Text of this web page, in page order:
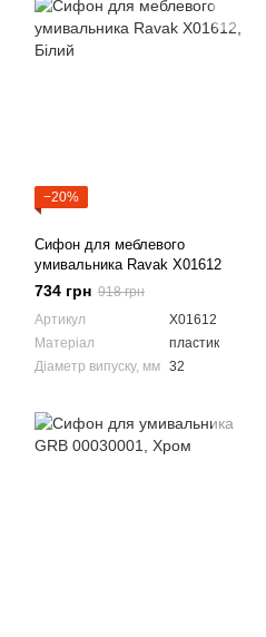
−20%
Сифон для меблевого
умивальника Ravak X01612
734 грн 918 грн
Артикул
X01612
Матеріал
пластик
Діаметр випуску, мм 32